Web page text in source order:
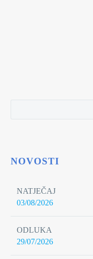
NOVOSTI
NATJEČAJ
03/08/2026
ODLUKA
29/07/2026